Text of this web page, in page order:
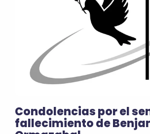
Condolencias por el
fallecimiento de